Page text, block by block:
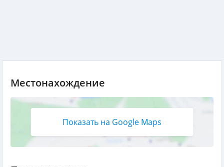
Местонахождение
Показать на Google Maps